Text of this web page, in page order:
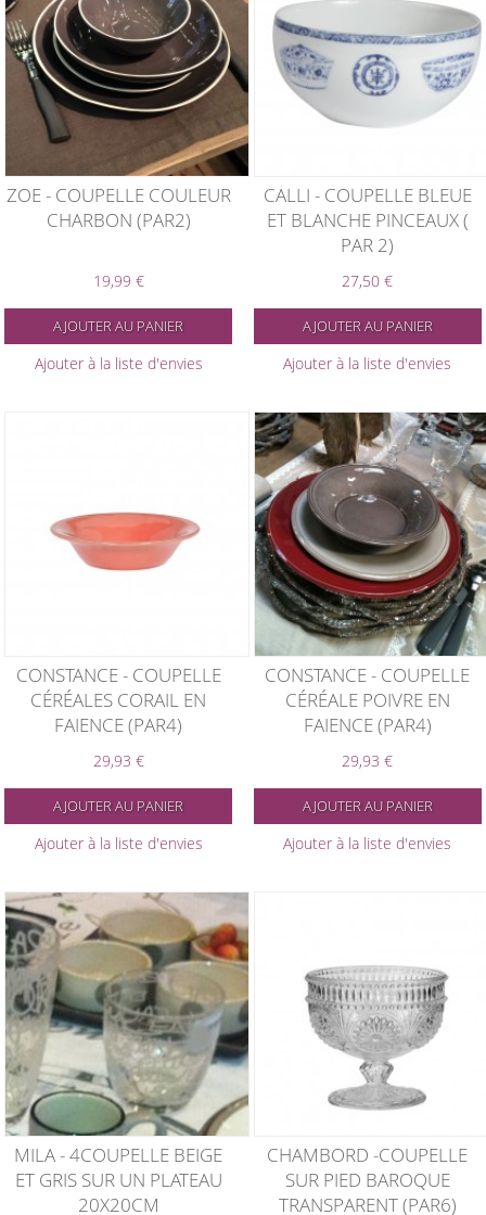
ZOE - COUPELLE COULEUR
CHARBON (PAR2)
19,99 €
AJOUTER AU PANIER
Ajouter à la liste d'envies
CALLI - COUPELLE BLEUE
ET BLANCHE PINCEAUX (
PAR 2)
27,50 €
AJOUTER AU PANIER
Ajouter à la liste d'envies
CONSTANCE - COUPELLE
CÉRÉALES CORAIL EN
FAIENCE (PAR4)
29,93 €
AJOUTER AU PANIER
Ajouter à la liste d'envies
CONSTANCE - COUPELLE
CÉRÉALE POIVRE EN
FAIENCE (PAR4)
29,93 €
AJOUTER AU PANIER
Ajouter à la liste d'envies
MILA - 4COUPELLE BEIGE
ET GRIS SUR UN PLATEAU
20X20CM
CHAMBORD -COUPELLE
SUR PIED BAROQUE
TRANSPARENT (PAR6)